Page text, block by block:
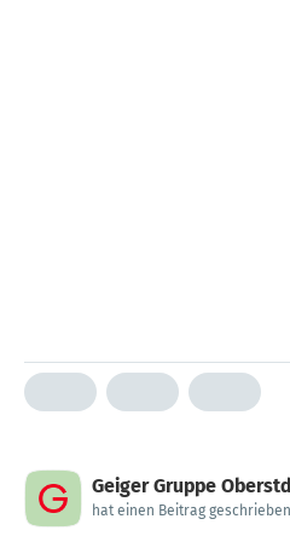
Geiger Gruppe
hat einen Beitrag geschrieben